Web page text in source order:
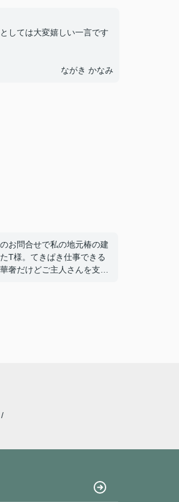
しては大変嬉しい一言です
ながき かなみ
お問合せで私の地元椿の建
T様。てきぱき仕事できる
奢だけどご主人さんを支え
う廃部になったようです